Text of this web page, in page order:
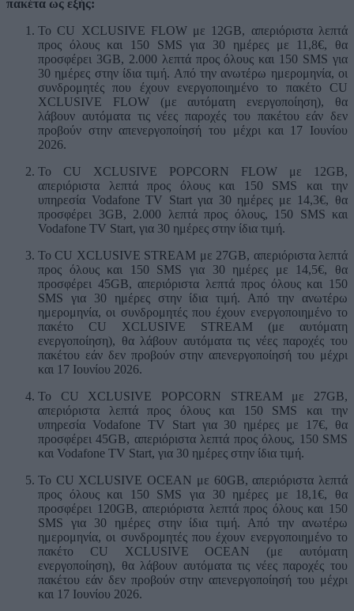
πακέτα ως εξής:
Το CU XCLUSIVE FLOW με 12GB, απεριόριστα λεπτά
προς όλους και 150 SMS για 30 ημέρες με 11,8€, θα
προσφέρει 3GB, 2.000 λεπτά προς όλους και 150 SMS για
30 ημέρες στην ίδια τιμή. Από την ανωτέρω ημερομηνία, οι
συνδρομητές που έχουν ενεργοποιημένο το πακέτο CU
XCLUSIVE FLOW (με αυτόματη ενεργοποίηση), θα
λάβουν αυτόματα τις νέες παροχές του πακέτου εάν δεν
προβούν στην απενεργοποίησή του μέχρι και 17 Ιουνίου
2026.
Το CU XCLUSIVE POPCORN FLOW με 12GB,
απεριόριστα λεπτά προς όλους και 150 SMS και την
υπηρεσία Vodafone TV Start για 30 ημέρες με 14,3€, θα
προσφέρει 3GB, 2.000 λεπτά προς όλους, 150 SMS και
Vodafone TV Start, για 30 ημέρες στην ίδια τιμή.
Το CU XCLUSIVE STREAM με 27GB, απεριόριστα λεπτά
προς όλους και 150 SMS για 30 ημέρες με 14,5€, θα
προσφέρει 45GB, απεριόριστα λεπτά προς όλους και 150
SMS για 30 ημέρες στην ίδια τιμή. Από την ανωτέρω
ημερομηνία, οι συνδρομητές που έχουν ενεργοποιημένο το
πακέτο CU XCLUSIVE STREAM (με αυτόματη
ενεργοποίηση), θα λάβουν αυτόματα τις νέες παροχές του
πακέτου εάν δεν προβούν στην απενεργοποίησή του μέχρι
και 17 Ιουνίου 2026.
Το CU XCLUSIVE POPCORN STREAM με 27GB,
απεριόριστα λεπτά προς όλους και 150 SMS και την
υπηρεσία Vodafone TV Start για 30 ημέρες με 17€, θα
προσφέρει 45GB, απεριόριστα λεπτά προς όλους, 150 SMS
και Vodafone TV Start, για 30 ημέρες στην ίδια τιμή.
Το CU XCLUSIVE OCEAN με 60GB, απεριόριστα λεπτά
προς όλους και 150 SMS για 30 ημέρες με 18,1€, θα
προσφέρει 120GB, απεριόριστα λεπτά προς όλους και 150
SMS για 30 ημέρες στην ίδια τιμή. Από την ανωτέρω
ημερομηνία, οι συνδρομητές που έχουν ενεργοποιημένο το
πακέτο CU XCLUSIVE OCEAN (με αυτόματη
ενεργοποίηση), θα λάβουν αυτόματα τις νέες παροχές του
πακέτου εάν δεν προβούν στην απενεργοποίησή του μέχρι
και 17 Ιουνίου 2026.